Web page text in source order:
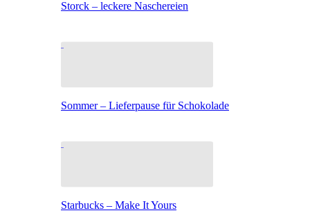
Storck – leckere Naschereien
Sommer – Lieferpause für Schokolade
Starbucks – Make It Yours